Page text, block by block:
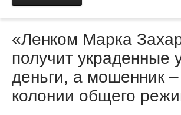
«Ленком Марка
получит украденные
деньги, а мошенник
колонии общего